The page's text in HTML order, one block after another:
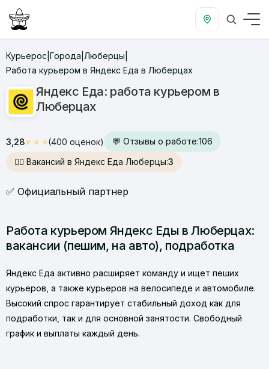
Курьерос Города Люберцы
Работа курьером в Яндекс Еда в Люберцах
Яндекс Еда: работа курьером в
Люберцах
3,28⭐ ⭐ ⭐(400 оценок) 💬 Отзывы о работе:106
🙋‍♂️ Вакансий в Яндекс Еда Люберцы:3
✅ Официальный партнер
Работа курьером Яндекс Еды в Люберцах:
вакансии (пешим, на авто), подработка
Яндекс Еда активно расширяет команду и ищет пеших
курьеров, а также курьеров на велосипеде и автомобиле.
Высокий спрос гарантирует стабильный доход как для
подработки, так и для основной занятости. Свободный
график и выплаты каждый день.